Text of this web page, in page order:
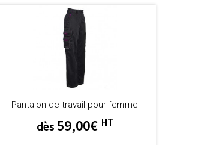
Pantalon de travail pour femme
dès 59,00€ HT